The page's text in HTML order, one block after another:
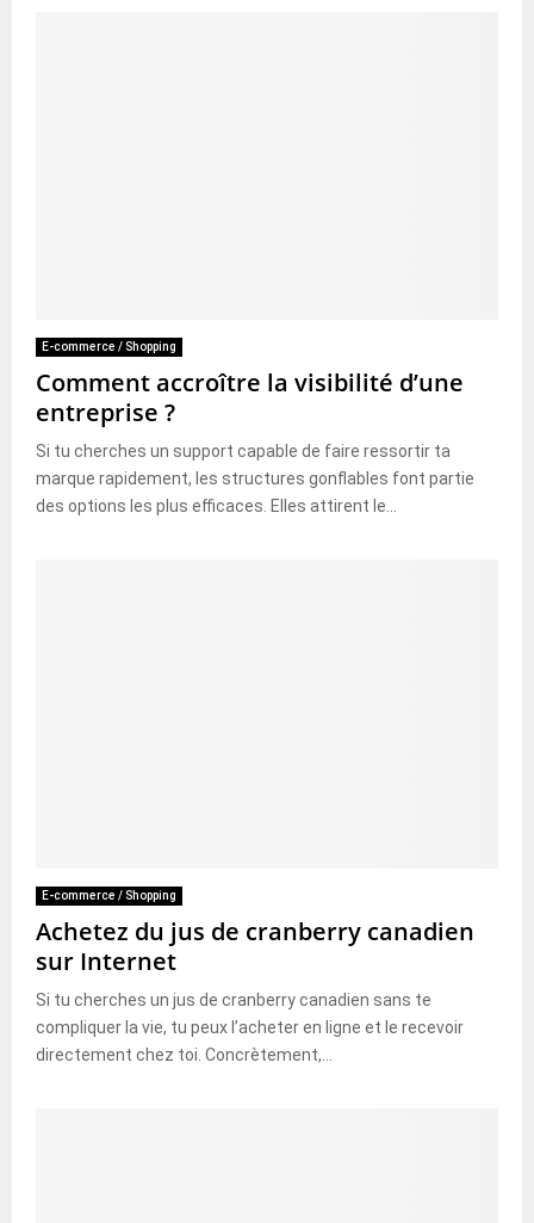
E-commerce / Shopping
Comment accroître la visibilité d’une
entreprise ?
Si tu cherches un support capable de faire ressortir ta
marque rapidement, les structures gonflables font partie
des options les plus efficaces. Elles attirent le...
E-commerce / Shopping
Achetez du jus de cranberry canadien
sur Internet
Si tu cherches un jus de cranberry canadien sans te
compliquer la vie, tu peux l’acheter en ligne et le recevoir
directement chez toi. Concrètement,...